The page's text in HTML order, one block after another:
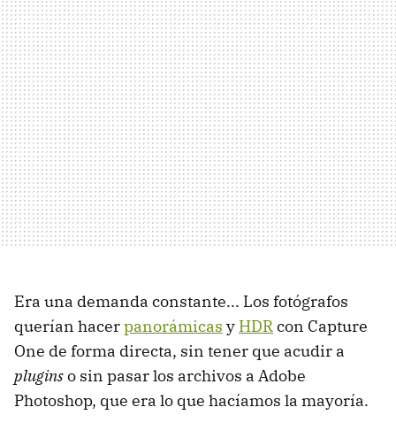
Era una demanda constante... Los fotógrafos
querían hacerpanorámicas y HDRcon Capture
One de forma directa, sin tener que acudir a
pluginso sin pasar los archivos a Adobe
Photoshop, que era lo que hacíamos la mayoría.